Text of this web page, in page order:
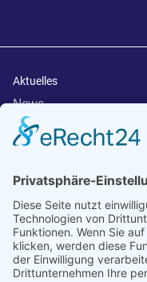
Aktuelles
News
Termine
Verein
Allgemein
Über uns
Aufsichtsrat
Vorstand